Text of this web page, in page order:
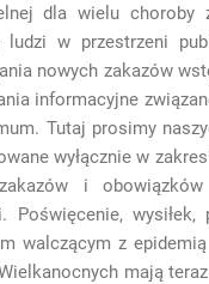
dla wielu choroby
ludzi w przestrzeni
nowych zakazów
informacyjne
Tutaj prosimy
wyłącznie w
i
Poświęcenie,
walczącym z
mają